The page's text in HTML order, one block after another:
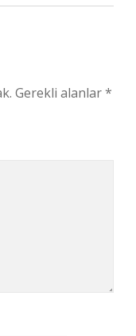
Gerekli alanlar*